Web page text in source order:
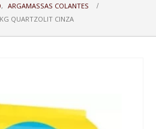
, ARGAMASSAS COLANTES
QUARTZOLIT CINZA